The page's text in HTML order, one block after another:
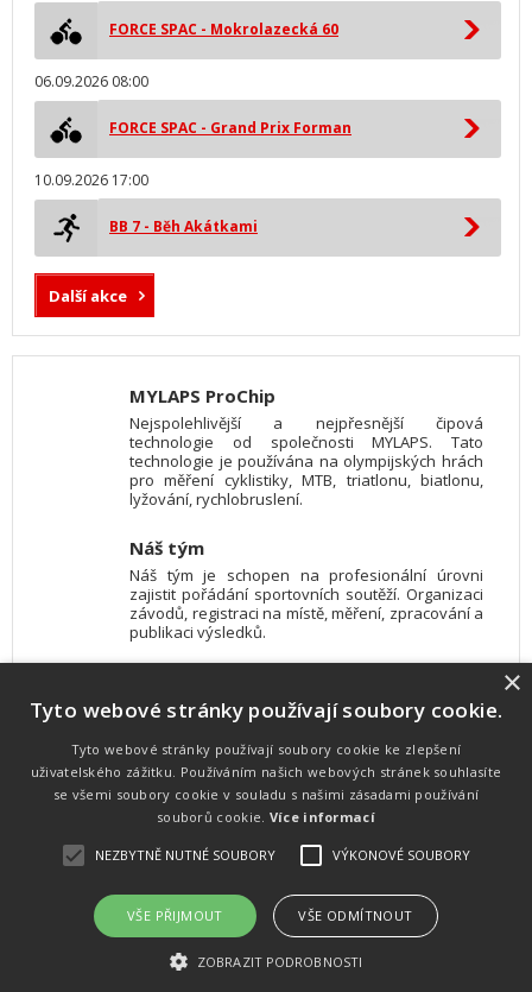
FORCE SPAC - Mokrolazecká 60
06.09.2026 08:00
FORCE SPAC - Grand Prix Forman
10.09.2026 17:00
BB 7 - Běh Akátkami
Další akce
MYLAPS ProChip
Nejspolehlivější a nejpřesnější čipová
technologie od společnosti MYLAPS. Tato
technologie je používána na olympijských hrách
pro měření cyklistiky, MTB, triatlonu, biatlonu,
lyžování, rychlobruslení.
Náš tým
Náš tým je schopen na profesionální úrovni
zajistit pořádání sportovních soutěží. Organizaci
závodů, registraci na místě, měření, zpracování a
publikaci výsledků.
Pro měření, zpracování a publikaci výsledků
používáme software vyvinutý na zakázku. Lze
online publikovat výsledky komentátorovi na
obrazovky a s nepatrným zpožděním na
webových stránkách.
souhlasu zakázáno.
Zabýváme se časomírou, výsledkovým servisem na různých malých i velkých sportovních
akcích a také přímo pořádáním sportovních akcí.
×
Tyto webové stránky používají soubory cookie.
Tyto webové stránky používají soubory cookie ke zlepšení
uživatelského zážitku. Používáním našich webových stránek souhlasíte
se všemi soubory cookie v souladu s našimi zásadami používání
souborů cookie. Více informací
NEZBYTNĚ NUTNÉ SOUBORY VÝKONOVÉ SOUBORY
VŠE PŘIJMOUT VŠE ODMÍTNOUT
ZOBRAZIT PODROBNOSTI